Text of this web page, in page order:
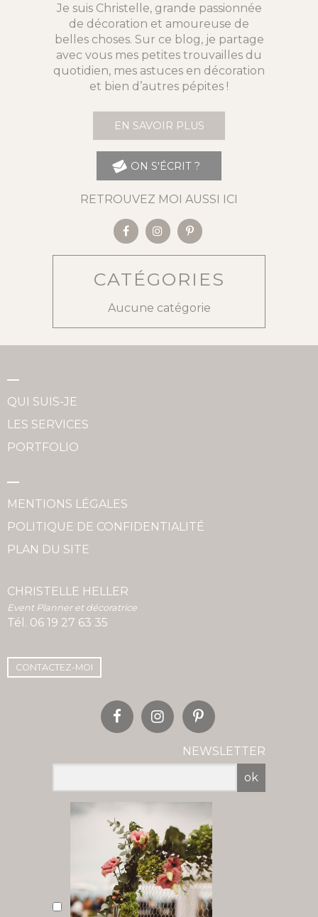
Je suis Christelle, grande passionnée
de décoration et amoureuse de
belles choses. Sur ce blog, je partage
avec vous mes petites trouvailles du
quotidien, mes astuces en décoration
et bien d’autres pépites !
EN SAVOIR PLUS
ON S'ÉCRIT ?
RETROUVEZ MOI AUSSI ICI
CATÉGORIES
Aucune catégorie
QUI SUIS-JE
LES SERVICES
PORTFOLIO
MENTIONS LÉGALES
POLITIQUE DE CONFIDENTIALITÉ
PLAN DU SITE
CHRISTELLE HELLER
Event Planner et décoratrice
Tél. 06 19 27 63 35
CONTACTEZ-MOI
NEWSLETTER
ok